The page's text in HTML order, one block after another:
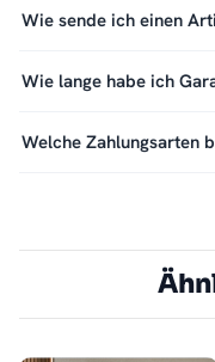
Wie sende ich einen
Wie lange habe ich
Welche Zahlungsarten